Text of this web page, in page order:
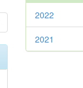
2022
2021